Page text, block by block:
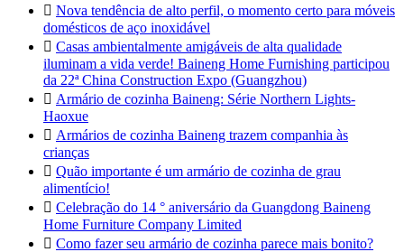
 Nova tendência de alto perfil, o momento certo para móveis
domésticos de aço inoxidável
 Casas ambientalmente amigáveis de alta qualidade
iluminam a vida verde! Baineng Home Furnishing participou
da 22ª China Construction Expo (Guangzhou)
 Armário de cozinha Baineng: Série Northern Lights-
Haoxue
 Armários de cozinha Baineng trazem companhia às
crianças
 Quão importante é um armário de cozinha de grau
alimentício!
 Celebração do 14 ° aniversário da Guangdong Baineng
Home Furniture Company Limited
 Como fazer seu armário de cozinha parece mais bonito?